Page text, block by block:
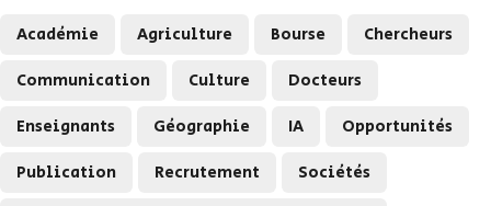
Académie Agriculture Bourse
Chercheurs
Communication
Culture
Docteurs
Enseignants
Géographie IA
Opportunités
Publication
Recrutement
Sociétés